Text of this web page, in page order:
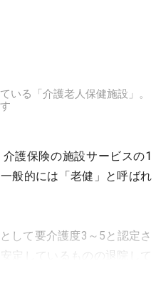
いる「介護老人保健施設」。
護保険の施設サービスの1
般的には「老健」と呼ばれ
して要介護度3～5と認定さ
定しているものの退院して